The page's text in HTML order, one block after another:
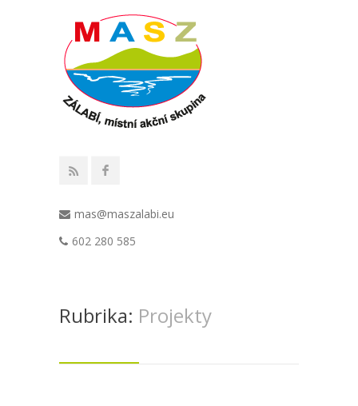
mas@maszalabi.eu
602 280 585
Rubrika: Projekty